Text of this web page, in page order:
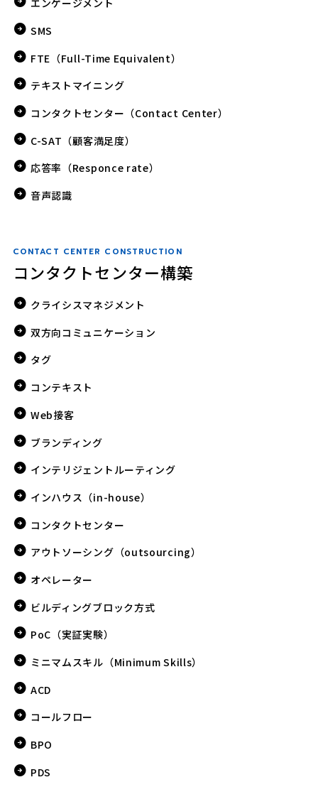
エンゲージメント
SMS
FTE（Full-Time Equivalent）
テキストマイニング
コンタクトセンター（Contact Center）
C-SAT（顧客満足度）
応答率（Responce rate）
音声認識
CONTACT CENTER CONSTRUCTION
コンタクトセンター構築
クライシスマネジメント
双方向コミュニケーション
タグ
コンテキスト
Web接客
ブランディング
インテリジェントルーティング
インハウス（in-house）
コンタクトセンター
アウトソーシング（outsourcing）
オペレーター
ビルディングブロック方式
PoC（実証実験）
ミニマムスキル（Minimum Skills）
ACD
コールフロー
BPO
PDS